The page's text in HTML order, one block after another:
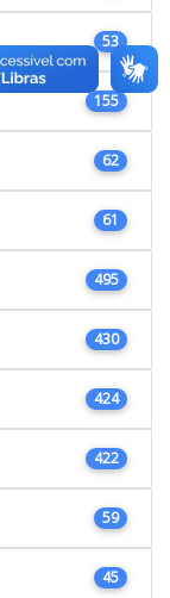
53
155
62
61
495
430
424
422
59
45